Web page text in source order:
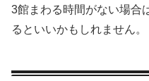
3館まわる時間がない場合
るといいかもしれません。